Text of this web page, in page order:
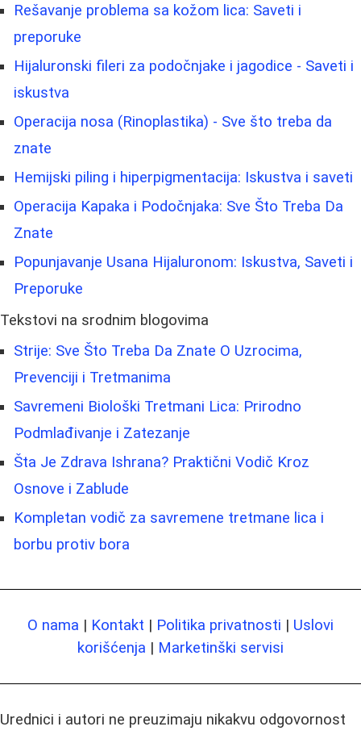
Rešavanje problema sa kožom lica: Saveti i
preporuke
Hijaluronski fileri za podočnjake i jagodice - Saveti i
iskustva
Operacija nosa (Rinoplastika) - Sve što treba da
znate
Hemijski piling i hiperpigmentacija: Iskustva i saveti
Operacija Kapaka i Podočnjaka: Sve Što Treba Da
Znate
Popunjavanje Usana Hijaluronom: Iskustva, Saveti i
Preporuke
Tekstovi na srodnim blogovima
Strije: Sve Što Treba Da Znate O Uzrocima,
Prevenciji i Tretmanima
Savremeni Biološki Tretmani Lica: Prirodno
Podmlađivanje i Zatezanje
Šta Je Zdrava Ishrana? Praktični Vodič Kroz
Osnove i Zablude
Kompletan vodič za savremene tretmane lica i
borbu protiv bora
O nama | Kontakt | Politika privatnosti | Uslovi
korišćenja | Marketinški servisi
Urednici i autori ne preuzimaju nikakvu odgovornost